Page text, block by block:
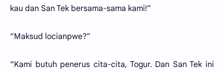
kau dan San Tek bersama-sama kami!”
“Maksud locianpwe?”
“Kami butuh penerus cita-cita, Togur. Dan San Tek ini